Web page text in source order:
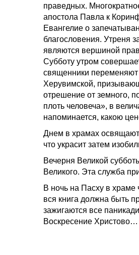
праведных.
апостола Павла к
Евангелие о
благословения. Утреня
являются вершиной
Субботу утром
священники
Херувимской,
отрешение от земного,
плоть человеча», в
напоминается, какою
Днем в храмах
что украсит затем
Вечерня Великой
Великого. Эта служба
В ночь на Пасху в храме
вся книга должна быть
зажигаются все
Воскресение Христово…